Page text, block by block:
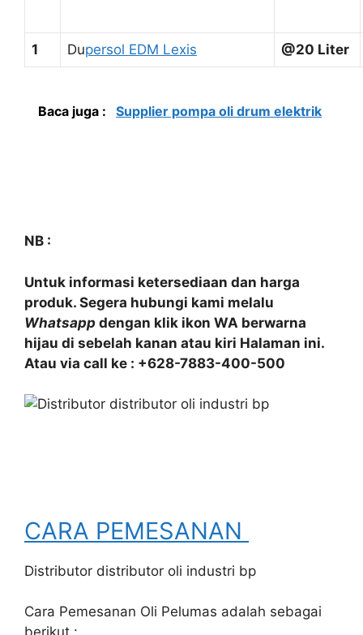
1 Dupersol EDM Lexis @20 Liter
Baca juga : Supplier pompa oli drum elektrik
NB :
Untuk informasi ketersediaan dan harga
produk. Segera hubungi kami melalu
Whatsapp dengan klik ikon WA berwarna
hijau di sebelah kanan atau kiri Halaman ini.
Atau via call ke : +628-7883-400-500
CARA PEMESANAN
Distributor distributor oli industri bp
Cara Pemesanan Oli Pelumas adalah sebagai
berikut :